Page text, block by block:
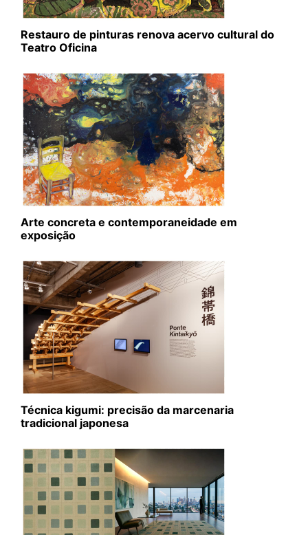
Restauro de pinturas renova acervo cultural do
Teatro Oficina
Arte concreta e contemporaneidade em
exposição
Técnica kigumi: precisão da marcenaria
tradicional japonesa